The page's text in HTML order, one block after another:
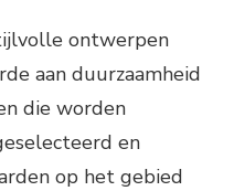
ontwerpen
aan duurzaamheid
die worden
en
op het gebied